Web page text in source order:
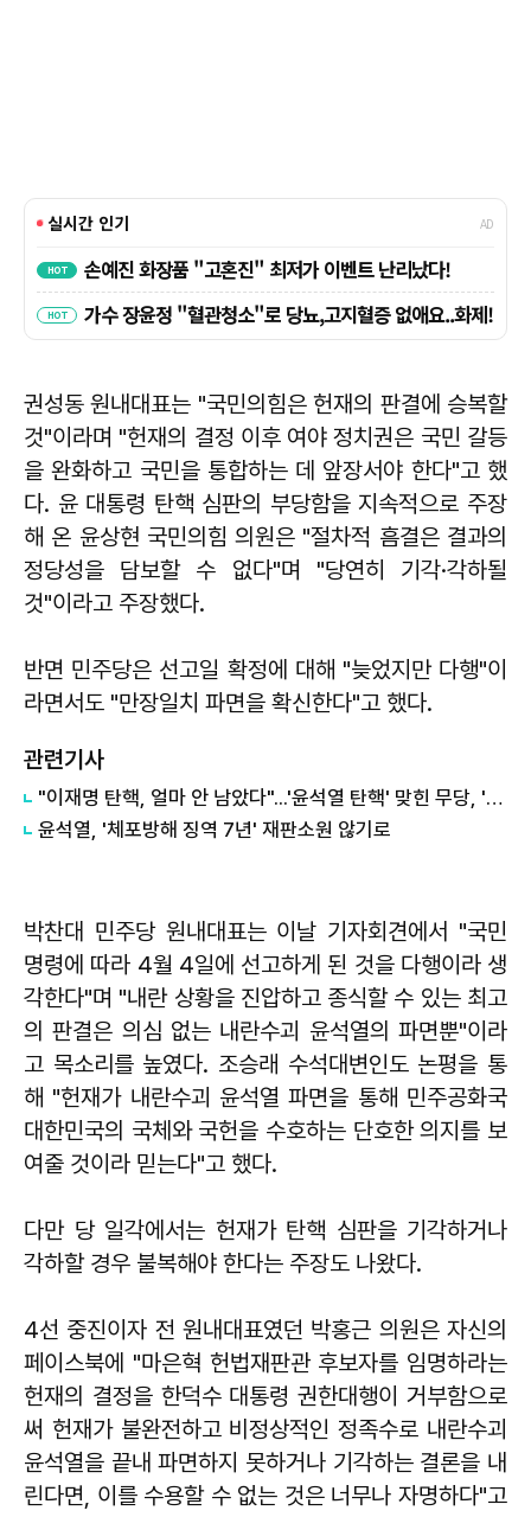
권성동 원내대표는 "국민의힘은 헌재의 판결에 승복할
것"이라며 "헌재의 결정 이후 여야 정치권은 국민 갈등
을 완화하고 국민을 통합하는 데 앞장서야 한다"고 했
다. 윤 대통령 탄핵 심판의 부당함을 지속적으로 주장
해 온 윤상현 국민의힘 의원은 "절차적 흠결은 결과의
정당성을 담보할 수 없다"며 "당연히 기각·각하될
것"이라고 주장했다.
반면 민주당은 선고일 확정에 대해 "늦었지만 다행"이
라면서도 "만장일치 파면을 확신한다"고 했다.
관련기사
"이재명 탄핵, 얼마 안 남았다"...'윤석열 탄핵' 맞힌 무당, '성지글' 등장
윤석열, '체포방해 징역 7년' 재판소원 않기로
박찬대 민주당 원내대표는 이날 기자회견에서 "국민
명령에 따라 4월 4일에 선고하게 된 것을 다행이라 생
각한다"며 "내란 상황을 진압하고 종식할 수 있는 최고
의 판결은 의심 없는 내란수괴 윤석열의 파면뿐"이라
고 목소리를 높였다. 조승래 수석대변인도 논평을 통
해 "헌재가 내란수괴 윤석열 파면을 통해 민주공화국
대한민국의 국체와 국헌을 수호하는 단호한 의지를 보
여줄 것이라 믿는다"고 했다.
다만 당 일각에서는 헌재가 탄핵 심판을 기각하거나
각하할 경우 불복해야 한다는 주장도 나왔다.
4선 중진이자 전 원내대표였던 박홍근 의원은 자신의
페이스북에 "마은혁 헌법재판관 후보자를 임명하라는
헌재의 결정을 한덕수 대통령 권한대행이 거부함으로
써 헌재가 불완전하고 비정상적인 정족수로 내란수괴
윤석열을 끝내 파면하지 못하거나 기각하는 결론을 내
린다면, 이를 수용할 수 없는 것은 너무나 자명하다"고